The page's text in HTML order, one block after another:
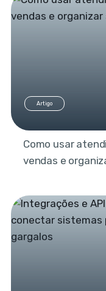
Artigo
Como usar
vendas e